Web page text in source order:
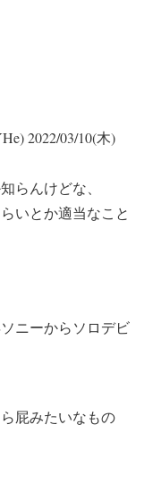
2022/03/10(木)
らんけどな、
いとか適当なこと
ニーからソロデビ
屁みたいなもの